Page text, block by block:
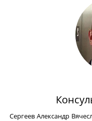
Сергеев Александр